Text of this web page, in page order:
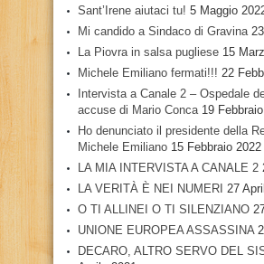
Sant’Irene aiutaci tu! 5 Maggio
Mi candido a Sindaco di Gravina
La Piovra in salsa pugliese 15
Michele Emiliano fermati!!! 22
Intervista a Canale 2 – Ospedale
accuse di Mario Conca 19
Ho denunciato il presidente della
Michele Emiliano 15 Febbraio 2022
LA MIA INTERVISTA A CANALE 2
LA VERITÀ È NEI NUMERI 27
O TI ALLINEI O TI SILENZIANO
UNIONE EUROPEA ASSASSINA
DECARO, ALTRO SERVO DEL